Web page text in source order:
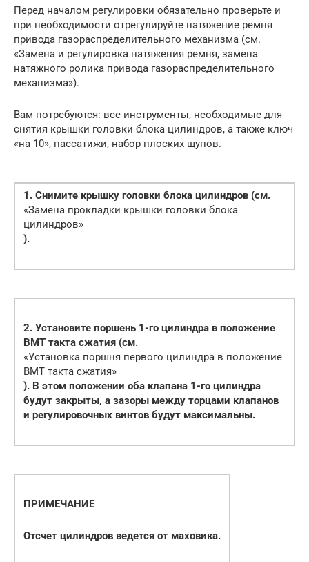
Перед началом регулировки обязательно проверьте и
при необходимости отрегулируйте натяжение ремня
привода газораспределительного механизма (см.
«Замена и регулировка натяжения ремня, замена
натяжного ролика привода газораспределительного
механизма»).
Вам потребуются: все инструменты, необходимые для
снятия крышки головки блока цилиндров, а также ключ
«на 10», пассатижи, набор плоских щупов.
1. Снимите крышку головки блока цилиндров (см.
«Замена прокладки крышки головки блока
цилиндров»
).
2. Установите поршень 1-го цилиндра в положение
ВМТ такта сжатия (см.
«Установка поршня первого цилиндра в положение
ВМТ такта сжатия»
). В этом положении оба клапана 1-го цилиндра
будут закрыты, а зазоры между торцами клапанов
и регулировочных винтов будут максимальны.
ПРИМЕЧАНИЕ
Отсчет цилиндров ведется от маховика.